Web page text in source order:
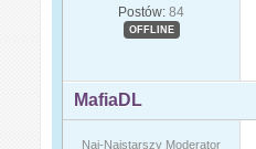
Postów: 84
OFFLINE
MafiaDL
Naj-Najstarszy Moderator